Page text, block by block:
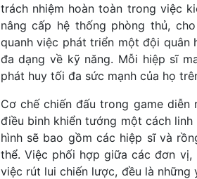
trách nhiệm hoàn toàn trong việc
nâng cấp hệ thống phòng thủ,
quanh việc phát triển một đội quân
đa dạng về kỹ năng. Mỗi hiệp sĩ
phát huy tối đa sức mạnh của họ
Cơ chế chiến đấu trong game
điều binh khiển tướng một cách
hình sẽ bao gồm các hiệp sĩ và
thể. Việc phối hợp giữa các đơn
việc rút lui chiến lược, đều là